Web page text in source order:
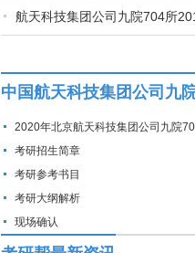
航天科技集团公司九院704所
中国航天科技集团公司九
2020年北京航天科技集团公司九院
线
考研招生简章
考研参考书目
考研大纲解析
现场确认